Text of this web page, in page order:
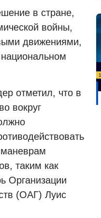
в стране,
войны,
движениями,
отметил, что в
вокруг
маневрам
таким как
Организации
(ОАГ) Луис